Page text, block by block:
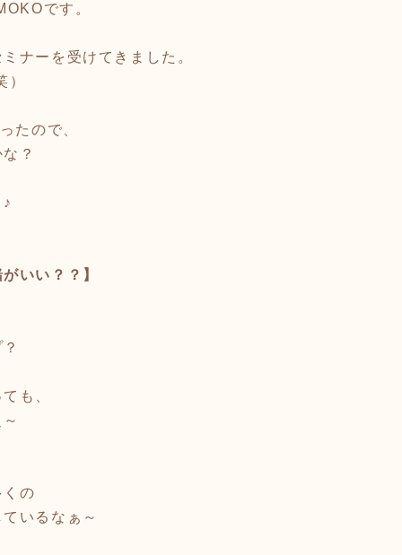
です。
ナーを受けてきました。
）
たので、
？
いい？？】
も、
の
いるなぁ～